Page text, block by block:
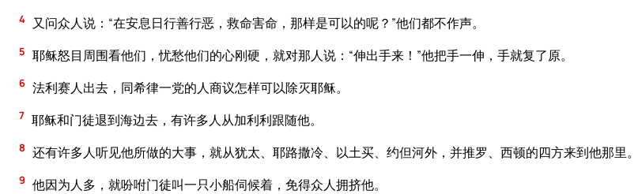
4 又问众人说：“在安息日行善行恶，救命害命，那样是可以的呢？”他们都不作声。
5 耶稣怒目周围看他们，忧愁他们的心刚硬，就对那人说：“伸出手来！”他把手一伸，手就复了原。
6 法利赛人出去，同希律一党的人商议怎样可以除灭耶稣。
7 耶稣和门徒退到海边去，有许多人从加利利跟随他。
8 还有许多人听见他所做的大事，就从犹太、耶路撒冷、以土买、约但河外，并推罗、西顿的四方来到他那里。
9 他因为人多，就吩咐门徒叫一只小船伺候着，免得众人拥挤他。